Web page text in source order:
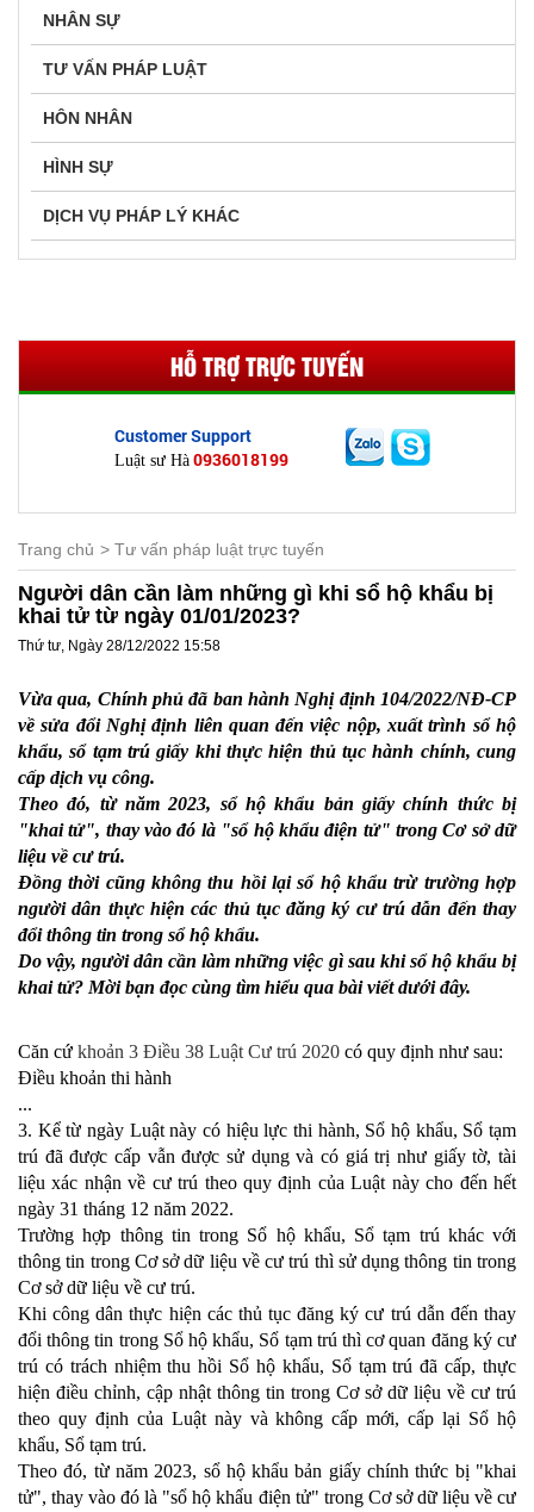
NHÂN SỰ
TƯ VẤN PHÁP LUẬT
HÔN NHÂN
HÌNH SỰ
DỊCH VỤ PHÁP LÝ KHÁC
HỖ TRỢ TRỰC TUYẾN
Customer Support
Luật sư Hà 0936018199
Trang chủ Tư vấn pháp luật trực tuyến
Người dân cần làm những gì khi sổ hộ khẩu bị
khai tử từ ngày 01/01/2023?
Thứ tư, Ngày 28/12/2022 15:58
Vừa qua, Chính phủ đã ban hành Nghị định 104/2022/NĐ-CP
về sửa đổi Nghị định liên quan đến việc nộp, xuất trình sổ hộ
khẩu, sổ tạm trú giấy khi thực hiện thủ tục hành chính, cung
cấp dịch vụ công.
Theo đó, từ năm 2023, sổ hộ khẩu bản giấy chính thức bị
"khai tử", thay vào đó là "sổ hộ khẩu điện tử" trong Cơ sở dữ
liệu về cư trú.
Đồng thời cũng không thu hồi lại sổ hộ khẩu trừ trường hợp
người dân thực hiện các thủ tục đăng ký cư trú dẫn đến thay
đổi thông tin trong sổ hộ khẩu.
Do vậy, người dân cần làm những việc gì sau khi sổ hộ khẩu bị
khai tử? Mời bạn đọc cùng tìm hiểu qua bài viết dưới đây.
Căn cứ khoản 3 Điều 38 Luật Cư trú 2020 có quy định như sau:
Điều khoản thi hành
...
3. Kể từ ngày Luật này có hiệu lực thi hành, Sổ hộ khẩu, Sổ tạm
trú đã được cấp vẫn được sử dụng và có giá trị như giấy tờ, tài
liệu xác nhận về cư trú theo quy định của Luật này cho đến hết
ngày 31 tháng 12 năm 2022.
Trường hợp thông tin trong Sổ hộ khẩu, Sổ tạm trú khác với
thông tin trong Cơ sở dữ liệu về cư trú thì sử dụng thông tin trong
Cơ sở dữ liệu về cư trú.
Khi công dân thực hiện các thủ tục đăng ký cư trú dẫn đến thay
đổi thông tin trong Sổ hộ khẩu, Sổ tạm trú thì cơ quan đăng ký cư
trú có trách nhiệm thu hồi Sổ hộ khẩu, Sổ tạm trú đã cấp, thực
hiện điều chỉnh, cập nhật thông tin trong Cơ sở dữ liệu về cư trú
theo quy định của Luật này và không cấp mới, cấp lại Sổ hộ
khẩu, Sổ tạm trú.
Theo đó, từ năm 2023, sổ hộ khẩu bản giấy chính thức bị "khai
tử", thay vào đó là "sổ hộ khẩu điện tử" trong Cơ sở dữ liệu về cư